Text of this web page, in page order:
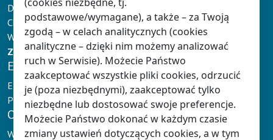
Dokumentacja Nauczyciela
Chmura Klett
Wydarzenia
Zalogujlubzarejestruj się
E-NAUCZANIE
E-podręczniki Klett
Platformy e-learningowe
OFERTA
Wychowanie przedszkolne
podstawowe/wymagane), a także – za Twoją
zgodą – w celach analitycznych (cookies
analityczne – dzięki nim możemy analizować
ruch w Serwisie). Możecie Państwo
zaakceptować wszystkie pliki cookies, odrzucić
je (poza niezbędnymi), zaakceptować tylko
niezbędne lub dostosować swoje preferencje.
Możecie Państwo dokonać w każdym czasie
zmiany ustawień dotyczących cookies, a w tym